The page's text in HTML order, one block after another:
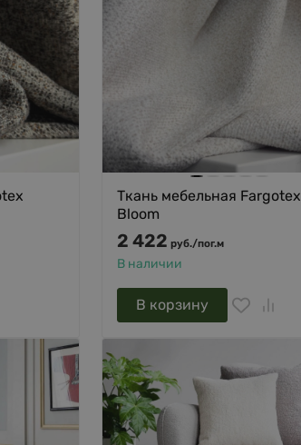
Ткань мебельная Fargotex
Bloom
2 422 руб./пог.м
В наличии
В корзину